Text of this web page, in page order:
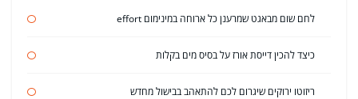
לחם שום מבאגט שמרענן כל ארוחה במינימום effort
כיצד להכין דייסת אורז על בסיס מים בקלות
ריזוטו ירוקים שיגרום לכם להתאהב בבישול מחדש